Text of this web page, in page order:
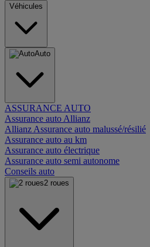
Véhicules
Auto
ASSURANCE AUTO
Assurance auto Allianz
Allianz Assurance auto malussé/résilié
Assurance auto au km
Assurance auto électrique
Assurance auto semi autonome
Conseils auto
2 roues